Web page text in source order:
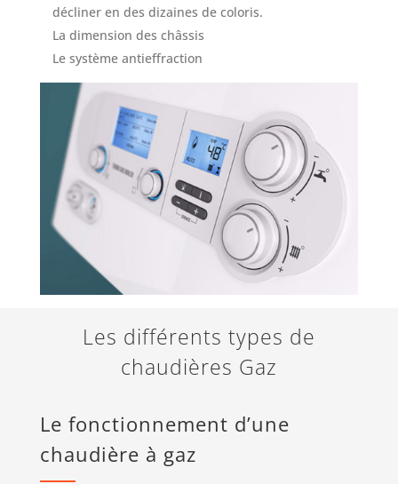
décliner en des dizaines de coloris.
La dimension des châssis
Le système antieffraction
Les différents types de
chaudières Gaz
Le fonctionnement d’une
chaudière à gaz